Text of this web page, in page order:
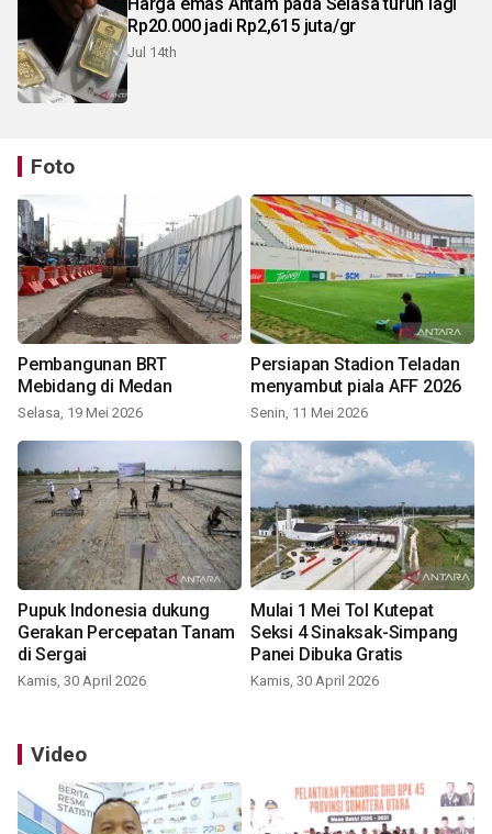
Rp20.000 jadi Rp2,615 juta/gr
Jul 14th
Foto
Pembangunan BRT
Mebidang di Medan
Selasa, 19 Mei 2026
Persiapan Stadion Teladan
menyambut piala AFF 2026
Senin, 11 Mei 2026
Pupuk Indonesia dukung
Gerakan Percepatan Tanam
di Sergai
Kamis, 30 April 2026
Mulai 1 Mei Tol Kutepat
Seksi 4 Sinaksak-Simpang
Panei Dibuka Gratis
Kamis, 30 April 2026
Video